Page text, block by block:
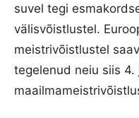
suvel tegi
välisvõistlustel.
meistrivõistlustel
tegelenud neiu siis 4.